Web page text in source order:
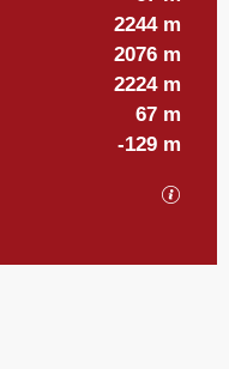
2244 m
2076 m
2224 m
67 m
-129 m
I file